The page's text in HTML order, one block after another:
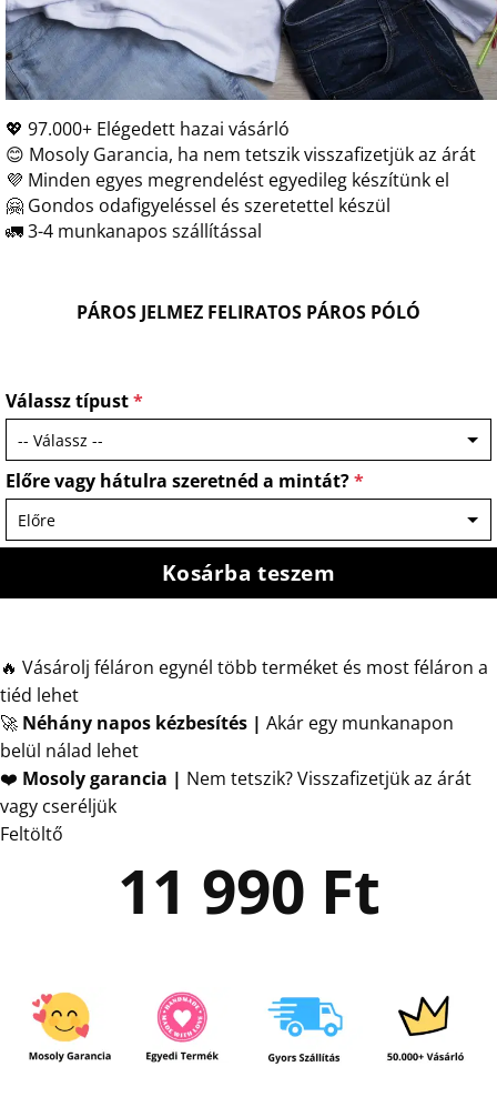
💖 97.000+ Elégedett hazai vásárló
😊 Mosoly Garancia, ha nem tetszik visszafizetjük az árát
💜 Minden egyes megrendelést egyedileg készítünk el
🤗 Gondos odafigyeléssel és szeretettel készül
🚛 3-4 munkanapos szállítással
PÁROS JELMEZ FELIRATOS PÁROS PÓLÓ
Válassz típust*
Előre vagy hátulra szeretnéd a mintát?*
Kosárba teszem
🔥 Vásárolj féláron egynél több terméket és most féláron a
tiéd lehet
🚀 Néhány napos kézbesítés | Akár egy munkanapon
belül nálad lehet
❤️ Mosoly garancia | Nem tetszik? Visszafizetjük az árát
vagy cseréljük
Feltöltő
11 990 Ft